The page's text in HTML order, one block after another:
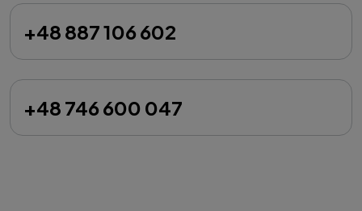
+48 887 106 602
+48 746 600 047